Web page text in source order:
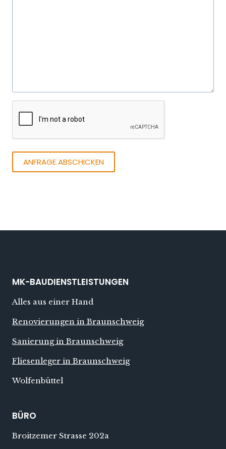
ANFRAGE ABSCHICKEN
MK-BAUDIENSTLEISTUNGEN
Alles aus einer Hand
Renovierungen in Braunschweig
Sanierung in Braunschweig
Fliesenleger in Braunschweig
Wolfenbüttel
BÜRO
Broitzemer Strasse 202a